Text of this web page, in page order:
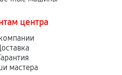
центра
мастера